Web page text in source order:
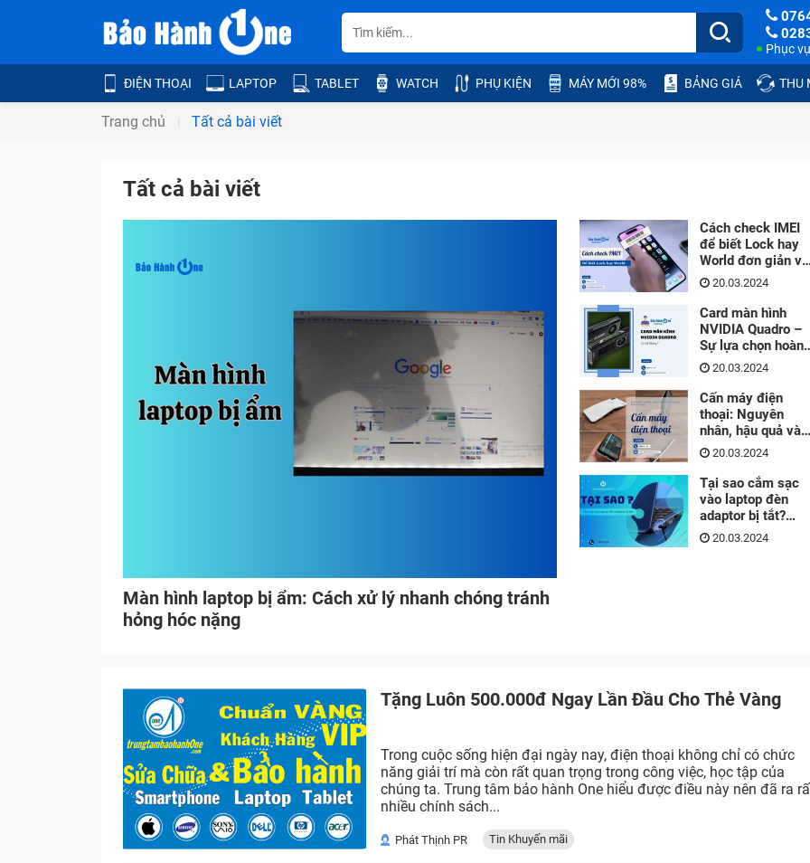
Phục
ĐIỆN THOẠI LAPTOP TABLET WATCH PHỤ KIỆN MÁY MỚI 98% BẢNG GIÁ THU
Trang chủ Tất cả bài viết
Tất cả bài viết
Màn hình laptop bị ẩm: Cách xử lý nhanh chóng tránh
hỏng hóc nặng
Cách check IMEI
để biết Lock hay
World đơn giản và
hiệu quả nhất
20.03.2024
Card màn hình
NVIDIA Quadro –
Sự lựa chọn hoàn
hảo cho đồ họa
20.03.2024
Cấn máy điện
thoại: Nguyên
nhân, hậu quả và
cách khắc phục
20.03.2024
Tại sao cắm sạc
vào laptop đèn
adaptor bị tắt?
Cách khắc phục
20.03.2024
Tặng Luôn 500.000đ Ngay Lần Đầu Cho Thẻ Vàng
Trong cuộc sống hiện đại ngày nay, điện thoại không chỉ có chức
năng giải trí mà còn rất quan trọng trong công việc, học tập của
chúng ta. Trung tâm bảo hành One hiểu được điều này nên đã ra
nhiều chính sách...
Phát Thịnh PR Tin Khuyến mãi